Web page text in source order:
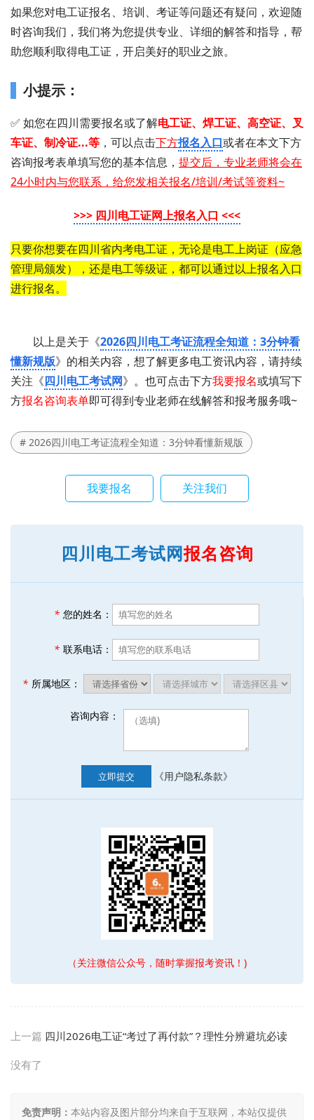
如果您对电工证报名、培训、考证等问题还有疑问，欢迎随
时咨询我们，我们将为您提供专业、详细的解答和指导，帮
助您顺利取得电工证，开启美好的职业之旅。
小提示：
✅ 如您在四川需要 报名或了解电工证 、 焊工证 、 高空证、叉
车证、制冷证...等 ，可以点击下方报名入口或者在本文下方
咨询报考表单填写您的基本信息， 提交后，专业老师将会在
24小时内与您联系，给您发相关报名/培训/考试等资料~
>>> 四川电工证网上报名入口 <<<
只要你想要在四川省内考电工证，无论是电工上岗证（应急
管理局颁发），还是电工等级证，都可以通过以上报名入口
进行报名。
以上是关于《2026四川电工考证流程全知道：3分钟看
懂新规版》的相关内容，想了解更多电工资讯内容，请持续
关注《四川电工考试网》。也可点击下方我要报名或填写下
方报名咨询表单即可得到专业老师在线解答和报考服务哦~
# 2026四川电工考证流程全知道：3分钟看懂新规版
我要报名 关注我们
四川电工考试网报名咨询
* 您的姓名：
* 联系电话：
* 所属地区：
咨询内容：
立即提交 《用户隐私条款》
（关注微信公众号，随时掌握报考资讯！)
上一篇 四川2026电工证“考过了再付款”？理性分辨避坑必读
没有了
免责声明： 本站内容及图片部分均来自于互联网，本站仅提供